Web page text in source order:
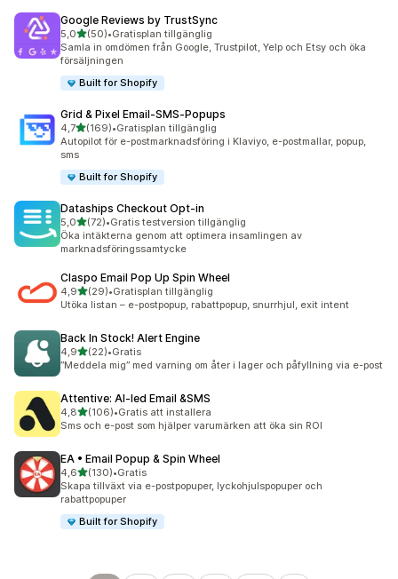
Google Reviews by TrustSync
5,0av 5 stjärnor
(50)
50 recensioner totalt
•Gratisplan tillgänglig
Samla in omdömen från Google, Trustpilot, Yelp och Etsy och öka
försäljningen
Built for Shopify
Grid & Pixel Email‑SMS‑Popups
4,7av 5 stjärnor
(169)
169 recensioner totalt
•Gratisplan tillgänglig
Autopilot för e-postmarknadsföring i Klaviyo, e-postmallar, popup,
sms
Built for Shopify
Dataships Checkout Opt‑in
5,0av 5 stjärnor
(72)
72 recensioner totalt
•Gratis testversion tillgänglig
Öka intäkterna genom att optimera insamlingen av
marknadsföringssamtycke
Claspo Email Pop Up Spin Wheel
4,9av 5 stjärnor
(29)
29 recensioner totalt
•Gratisplan tillgänglig
Utöka listan – e-postpopup, rabattpopup, snurrhjul, exit intent
Back In Stock! Alert Engine
4,9av 5 stjärnor
(22)
22 recensioner totalt
•Gratis
”Meddela mig” med varning om åter i lager och påfyllning via e-post
Attentive: AI‑led Email &SMS
4,8av 5 stjärnor
(106)
106 recensioner totalt
•Gratis att installera
Sms och e-post som hjälper varumärken att öka sin ROI
EA • Email Popup & Spin Wheel
4,6av 5 stjärnor
(130)
130 recensioner totalt
•Gratis
Skapa tillväxt via e-postpopuper, lyckohjulspopuper och
rabattpopuper
Built for Shopify